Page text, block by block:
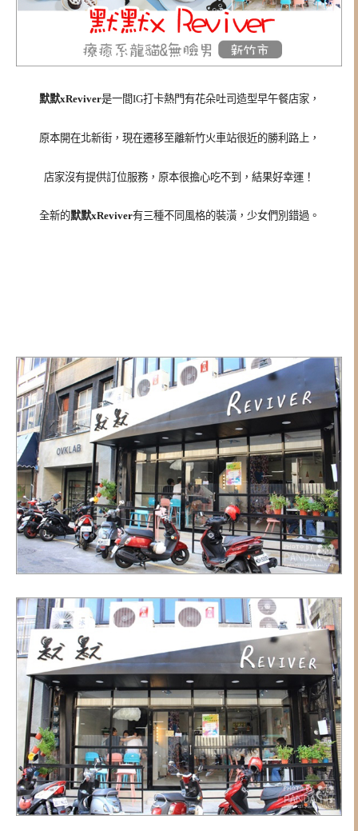
默默xReviver是一間IG打卡熱門有花朵吐司造型早午餐店家，
原本開在北新街，現在遷移至離新竹火車站很近的勝利路上，
店家沒有提供訂位服務，原本很擔心吃不到，結果好幸運！
全新的默默xReviver有三種不同風格的裝潢，少女們別錯過。